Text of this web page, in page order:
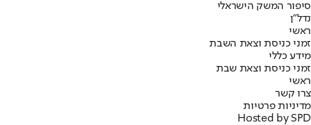
סיפור המשק הישראלי
נדל"ן
ראשי
זמני כניסת וצאת השבת
מידע כללי
זמני כניסת וצאת שבת
ראשי
צרו קשר
מדיניות פרטיות
Hosted by SPD